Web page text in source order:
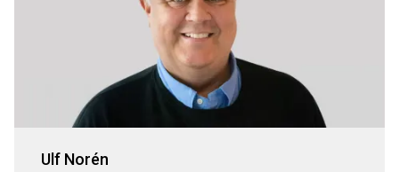
Ulf Norén